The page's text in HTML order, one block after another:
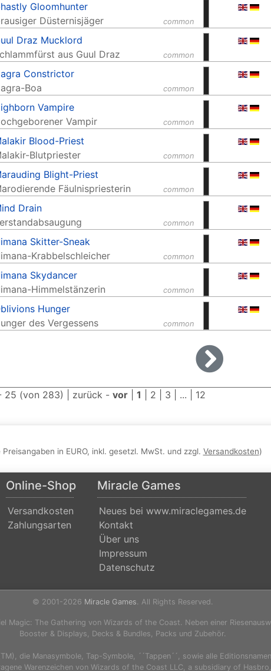
common
Gloomhunter
Düsternisjäger
common
Draz Mucklord
aus Guul Draz
common
Constrictor
Boa
common
Vampire
Vampir
common
Blood-Priest
Blutpriester
common
Blight-Priest
Fäulnispriesterin
common
Drain
common
Skitter-Sneak
Krabbelschleicher
common
Skydancer
Himmelstänzerin
common
Hunger
des Vergessens
25 (von 283) | zurück - vor 1 2 3 | ... | 12
Preisangaben in EURO, inkl. gesetzl. MwSt. und zzgl. Versandkosten)
Online-Shop
Versandkosten
Zahlungsarten
Miracle Games
Neues bei www.miraclegames.de
Kontakt
Über uns
Impressum
Datenschutz
© 2001-2026 Miracle Games. All Rights Reserved.
Magic: The Gathering von Wizards of the Coast. Neben einer
Booster & Displays, Decks & Bundles, Packs und Zubehör.
die Manasymbole, Tap-Symbole, ´´Tappen´´, sowie alle
Warenzeichen von Wizards of the Coast LLC, a subsidiary of